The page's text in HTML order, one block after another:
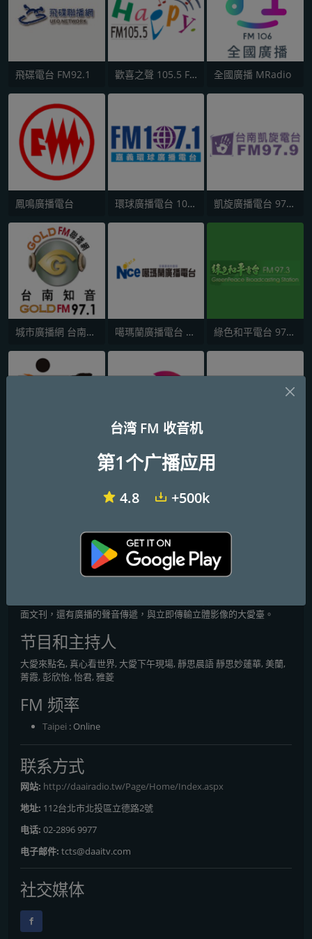
飛碟電台 FM92.1 歡喜之聲 105.5 FM 全國廣播 MRadio
鳳鳴廣播電台 環球廣播電台 107.1 FM 凱旋廣播電台 97.9 FM
城市廣播網 台南知音 97.1 FM 噶瑪蘭廣播電台 97.9 FM 綠色和平電台 97.3 FM (GreenPeace)
主人廣播電台 BOSS RADIO FM 96.9
大愛網路電台
2005年9月1日，全新的大愛網路電台開播。以優美柔和的聲音，講
述真實良善故事,慈濟世界的美好，假如世人看不到、聽不到，則無
由得知。慈善、醫療、教育、人文四大志業，皆有豐富而珍貴的內
面文刊，還有廣播的聲音傳遞，與立即傳輸立體影像的大愛臺。
节目和主持人
大愛來點名, 真心看世界, 大愛下午現場, 靜思晨語 靜思妙蓮華, 美蘭,
菁霞, 彭欣怡, 怡君, 雅菱
FM 频率
Taipei : Online
联系方式
网站: http://daairadio.tw/Page/Home/Index.aspx
地址: 112台北市北投區立德路2號
电话: 02-2896 9977
电子邮件: tcts@daaitv.com
社交媒体
台湾 FM 收音机
第1个广播应用
4.8 +500k